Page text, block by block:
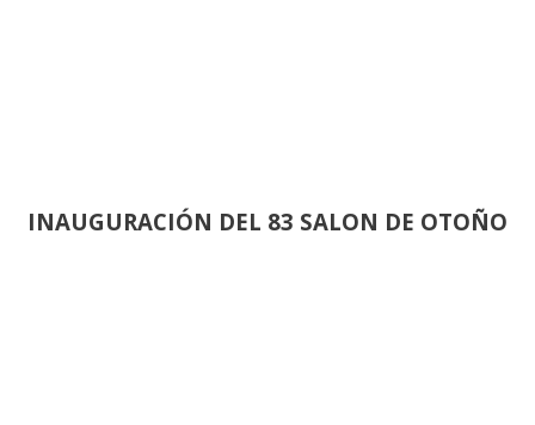
INAUGURACIÓN DEL 83 SALON DE OTOÑO